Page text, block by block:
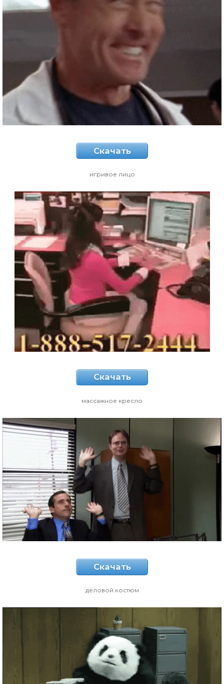
Скачать
игривое лицо
Скачать
массажное кресло
Скачать
деловой костюм